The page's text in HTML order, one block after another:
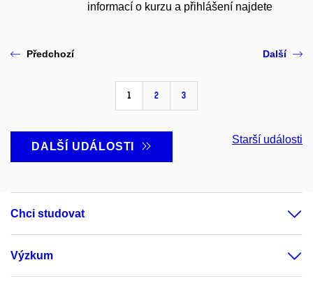
informací o kurzu a přihlášení najdete
Předchozí
1 2 3
Další
DALŠÍ UDÁLOSTI
Starší události
Chci studovat
Výzkum